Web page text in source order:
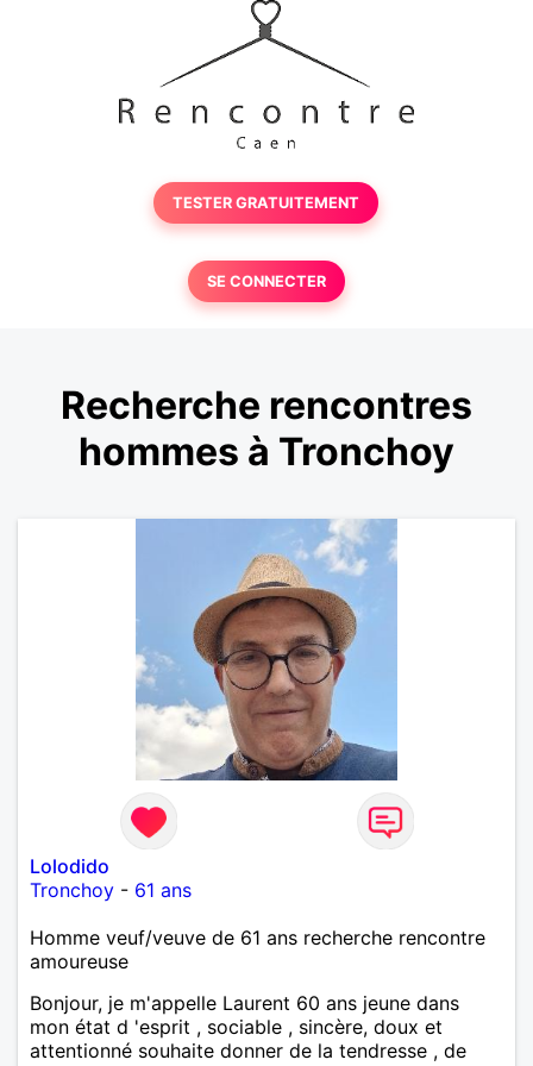
TESTER GRATUITEMENT
SE CONNECTER
Recherche rencontres
hommes à Tronchoy
Lolodido
Tronchoy - 61 ans
Homme veuf/veuve de 61 ans recherche rencontre
amoureuse
Bonjour, je m'appelle Laurent 60 ans jeune dans
mon état d 'esprit , sociable , sincère, doux et
attentionné souhaite donner de la tendresse , de